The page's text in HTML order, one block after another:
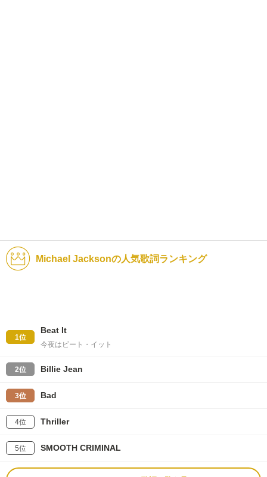
Michael Jacksonの人気歌詞ランキング
1位
Beat It
今夜はビート・イット
2位 Billie Jean
3位 Bad
4位 Thriller
5位 SMOOTH CRIMINAL